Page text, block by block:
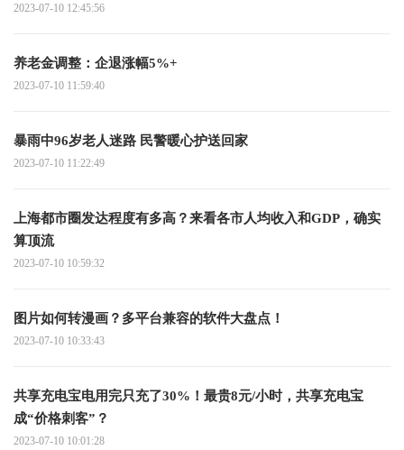
2023-07-10 12:45:56
养老金调整：企退涨幅5%+
2023-07-10 11:59:40
暴雨中96岁老人迷路 民警暖心护送回家
2023-07-10 11:22:49
上海都市圈发达程度有多高？来看各市人均收入和GDP，确实
算顶流
2023-07-10 10:59:32
图片如何转漫画？多平台兼容的软件大盘点！
2023-07-10 10:33:43
共享充电宝电用完只充了30%！最贵8元/小时，共享充电宝
成“价格刺客”？
2023-07-10 10:01:28